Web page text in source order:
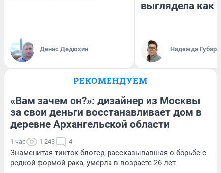
Денис Дедюхин
выглядела как
Надежда Губарь
РЕКОМЕНДУЕМ
«Вам зачем он?»: дизайнер из Москвы
за свои деньги восстанавливает дом в
деревне Архангельской области
1 час 1 243 4
Знаменитая тикток-блогер, рассказывавшая о борьбе с
редкой формой рака, умерла в возрасте 26 лет